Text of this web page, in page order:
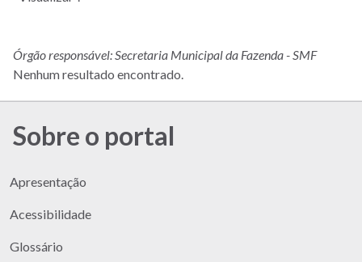
Órgão responsável: Secretaria Municipal da Fazenda - SMF
Nenhum resultado encontrado.
Sobre o portal
Apresentação
Acessibilidade
Glossário